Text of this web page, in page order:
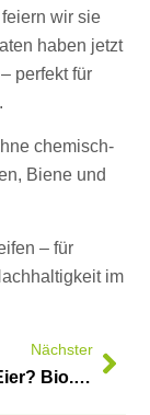
wir sie
haben jetzt
perfekt für
chemisch-
Biene und
– für
im
Nächster
🥚 Unsere Eier? Bio. Frisch. Vom eigenen Bioland-Hof.